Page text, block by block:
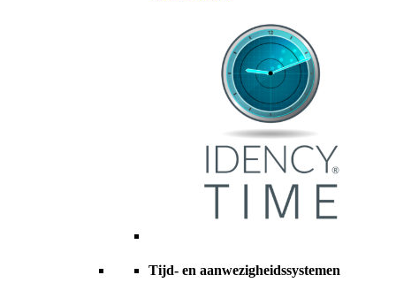
Tijd- en aanwezigheidssystemen